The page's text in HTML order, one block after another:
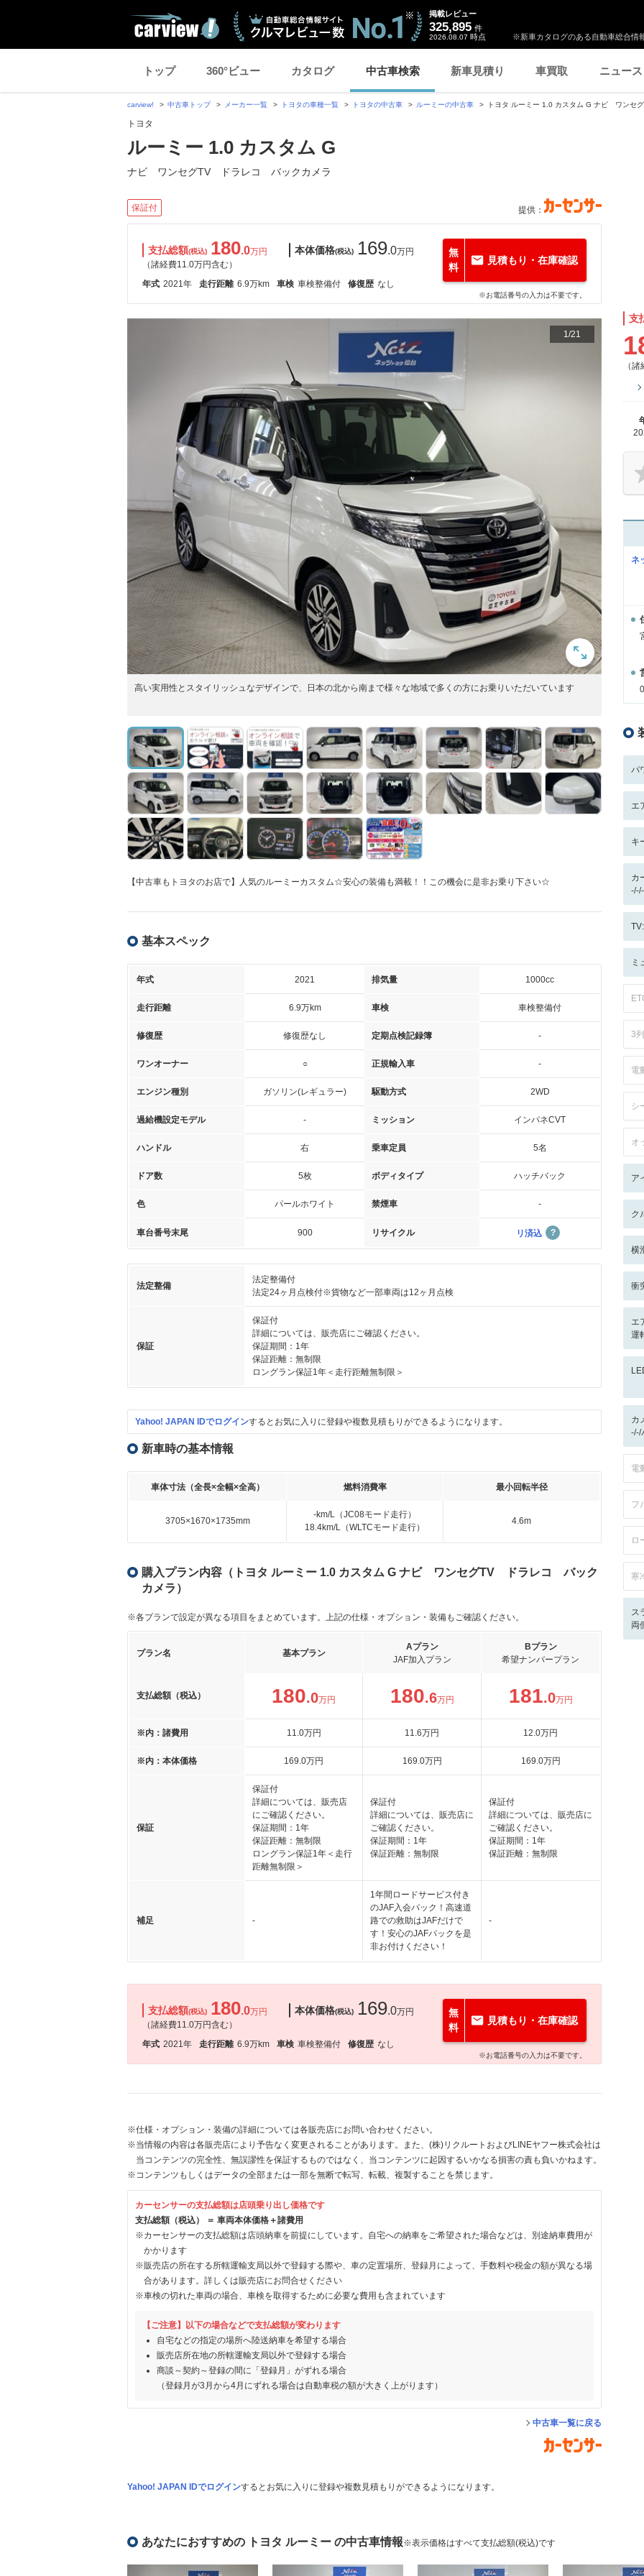
※新車カタログのある自動車総合情
掲載レビュー
325,895 件
2026.08.07 時点
トップ 360°ビュー カタログ 中古車検索 新車見積り 車買取 ニュース
carview! 中古車トップ メーカー一覧 トヨタの車種一覧 トヨタの中古車 ルーミーの中古車 トヨタ ルーミー 1.0 カスタム G ナビ ワン
トヨタ
ルーミー 1.0 カスタム G
ナビ ワンセグTV ドラレコ バックカメラ
保証付 提供：
支払総額(税込) 180.0万円
（諸経費11.0万円含む）
本体価格(税込) 169.0万円
年式 2021年 走行距離 6.9万km 車検 車検整備付 修復歴 なし
無
料
見積もり・在庫確認
※お電話番号の入力は不要です。
1/21
高い実用性とスタイリッシュなデザインで、日本の北から南まで様々な地域で多くの方にお乗りいただいています
【中古車もトヨタのお店で】人気のルーミーカスタム☆安心の装備も満載！！この機会に是非お乗り下さい☆
基本スペック
年式 2021 排気量 1000cc
走行距離 6.9万km 車検 車検整備付
修復歴 修復歴なし 定期点検記録簿 -
ワンオーナー ○ 正規輸入車 -
エンジン種別 ガソリン(レギュラー) 駆動方式 2WD
過給機設定モデル - ミッション インパネCVT
ハンドル 右 乗車定員 5名
ドア数 5枚 ボディタイプ ハッチバック
色 パールホワイト 禁煙車 -
車台番号末尾 900 リサイクル リ済込
法定整備
法定整備付
法定24ヶ月点検付※貨物など一部車両は12ヶ月点検
保証
保証付
詳細については、販売店にご確認ください。
保証期間：1年
保証距離：無制限
ロングラン保証1年＜走行距離無制限＞
Yahoo! JAPAN IDでログインするとお気に入りに登録や複数見積もりができるようになります。
新車時の基本情報
車体寸法（全長×全幅×全高） 燃料消費率 最小回転半径
3705×1670×1735mm
-km/L（JC08モード走行）
18.4km/L（WLTCモード走行）
4.6m
購入プラン内容（トヨタ ルーミー 1.0 カスタム G ナビ ワンセグTV ドラレコ バック
カメラ）
※各プランで設定が異なる項目をまとめています。上記の仕様・オプション・装備もご確認ください。
プラン名 基本プラン
Aプラン
JAF加入プラン
Bプラン
希望ナンバープラン
支払総額（税込） 180.0万円 180.6万円 181.0万円
※内：諸費用 11.0万円 11.6万円 12.0万円
※内：本体価格 169.0万円 169.0万円 169.0万円
保証
保証付
詳細については、販売店
にご確認ください。
保証期間：1年
保証距離：無制限
ロングラン保証1年＜走行
距離無制限＞
保証付
詳細については、販売店に
ご確認ください。
保証期間：1年
保証距離：無制限
保証付
詳細については、販売店に
ご確認ください。
保証期間：1年
保証距離：無制限
補足 -
1年間ロードサービス付き
のJAF入会パック！高速道
路での救助はJAFだけで
す！安心のJAFパックを是
非お付けください！
-
支払総額(税込) 180.0万円
（諸経費11.0万円含む）
本体価格(税込) 169.0万円
年式 2021年 走行距離 6.9万km 車検 車検整備付 修復歴 なし
無
料
見積もり・在庫確認
※お電話番号の入力は不要です。
※仕様・オプション・装備の詳細については各販売店にお問い合わせください。
※当情報の内容は各販売店により予告なく変更されることがあります。また、(株)リクルートおよびLINEヤフー株式会社は
当コンテンツの完全性、無誤謬性を保証するものではなく、当コンテンツに起因するいかなる損害の責も負いかねます。
※コンテンツもしくはデータの全部または一部を無断で転写、転載、複製することを禁じます。
カーセンサーの支払総額は店頭乗り出し価格です
支払総額（税込） ＝ 車両本体価格＋諸費用
※カーセンサーの支払総額は店頭納車を前提にしています。自宅への納車をご希望された場合などは、別途納車費用が
かかります
※販売店の所在する所轄運輸支局以外で登録する際や、車の定置場所、登録月によって、手数料や税金の額が異なる場
合があります。詳しくは販売店にお問合せください
※車検の切れた車両の場合、車検を取得するために必要な費用も含まれています
【ご注意】以下の場合などで支払総額が変わります
自宅などの指定の場所へ陸送納車を希望する場合
販売店所在地の所轄運輸支局以外で登録する場合
商談～契約～登録の間に「登録月」がずれる場合
（登録月が3月から4月にずれる場合は自動車税の額が大きく上がります）
中古車一覧に戻る
Yahoo! JAPAN IDでログインするとお気に入りに登録や複数見積もりができるようになります。
支
（
ネ
パ
エ
キ
カ
ミ
3
電
シ
オ
ア
ク
横
衝
エ
運
カ
-/-/
電
フ
ロ
寒
ス
両
あなたにおすすめの トヨタ ルーミー の中古車情報※表示価格はすべて支払総額(税込)です